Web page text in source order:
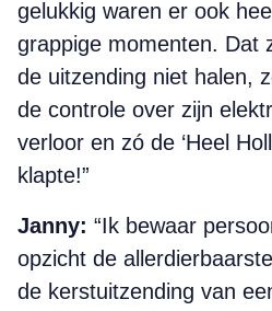
gelukkig waren er ook
grappige momenten. Dat
de uitzending niet halen,
de controle over zijn
verloor en zó de ‘Heel
klapte!”
Janny: “Ik bewaar
opzicht de
de kerstuitzending van